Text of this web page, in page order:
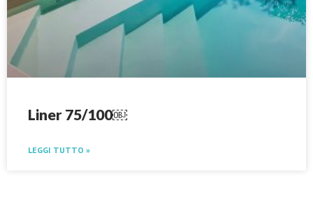
Liner 75/100￼
LEGGI TUTTO »